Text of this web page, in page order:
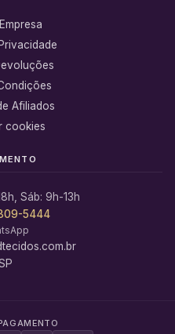
Afiliados
cookies
Sáb: 9h-13h
5444